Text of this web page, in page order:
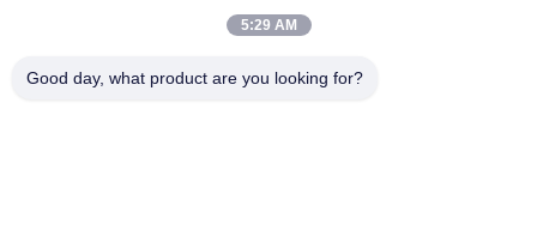
5:29 AM
Good day, what product are you looking for?